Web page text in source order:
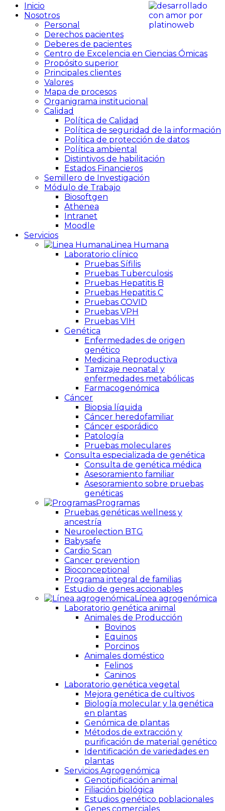
Inicio
Nosotros
Personal
Derechos pacientes
Deberes de pacientes
Centro de Excelencia en Ciencias Ómicas
Propósito superior
Principales clientes
Valores
Mapa de procesos
Organigrama institucional
Calidad
Política de Calidad
Política de seguridad de la información
Política de protección de datos
Política ambiental
Distintivos de habilitación
Estados Financieros
Semillero de Investigación
Módulo de Trabajo
Biosoftgen
Athenea
Intranet
Moodle
Servicios
Linea Humana
Laboratorio clínico
Pruebas Sífilis
Pruebas Tuberculosis
Pruebas Hepatitis B
Pruebas Hepatitis C
Pruebas COVID
Pruebas VPH
Pruebas VIH
Genética
Enfermedades de origen
genético
Medicina Reproductiva
Tamizaje neonatal y
enfermedades metabólicas
Farmacogenómica
Cáncer
Biopsia líquida
Cáncer heredofamiliar
Cáncer esporádico
Patología
Pruebas moleculares
Consulta especializada de genética
Consulta de genética médica
Asesoramiento familiar
Asesoramiento sobre pruebas
genéticas
Programas
Pruebas genéticas wellness y
ancestría
Neuroelection BTG
Babysafe
Cardio Scan
Cancer prevention
Bioconceptional
Programa integral de familias
Estudio de genes accionables
Línea agrogenómica
Laboratorio genética animal
Animales de Producción
Bovinos
Equinos
Porcinos
Animales doméstico
Felinos
Caninos
Laboratorio genética vegetal
Mejora genética de cultivos
Biología molecular y la genética
en plantas
Genómica de plantas
Métodos de extracción y
purificación de material genético
Identificación de variedades en
plantas
Servicios Agrogenómica
Genotipificación animal
Filiación biológica
Estudios genético poblacionales
Genes comerciales